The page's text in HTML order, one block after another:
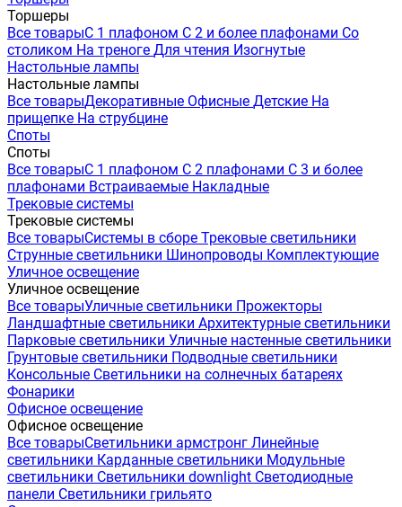
Торшеры
Все товарыС 1 плафоном С 2 и более плафонами Со
столиком На треноге Для чтения Изогнутые
Настольные лампы
Настольные лампы
Все товарыДекоративные Офисные Детские На
прищепке На струбцине
Споты
Споты
Все товарыС 1 плафоном С 2 плафонами С 3 и более
плафонами Встраиваемые Накладные
Трековые системы
Трековые системы
Все товарыСистемы в сборе Трековые светильники
Струнные светильники Шинопроводы Комплектующие
Уличное освещение
Уличное освещение
Все товарыУличные светильники Прожекторы
Ландшафтные светильники Архитектурные светильники
Парковые светильники Уличные настенные светильники
Грунтовые светильники Подводные светильники
Консольные Светильники на солнечных батареях
Фонарики
Офисное освещение
Офисное освещение
Все товарыСветильники армстронг Линейные
светильники Карданные светильники Модульные
светильники Светильники downlight Светодиодные
панели Светильники грильято